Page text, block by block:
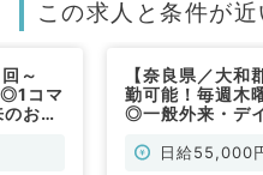
この求人と条件が近
～
コマ
お仕
【奈良県／大和
勤可能！毎週木
◎一般外来・デ
日給55,000